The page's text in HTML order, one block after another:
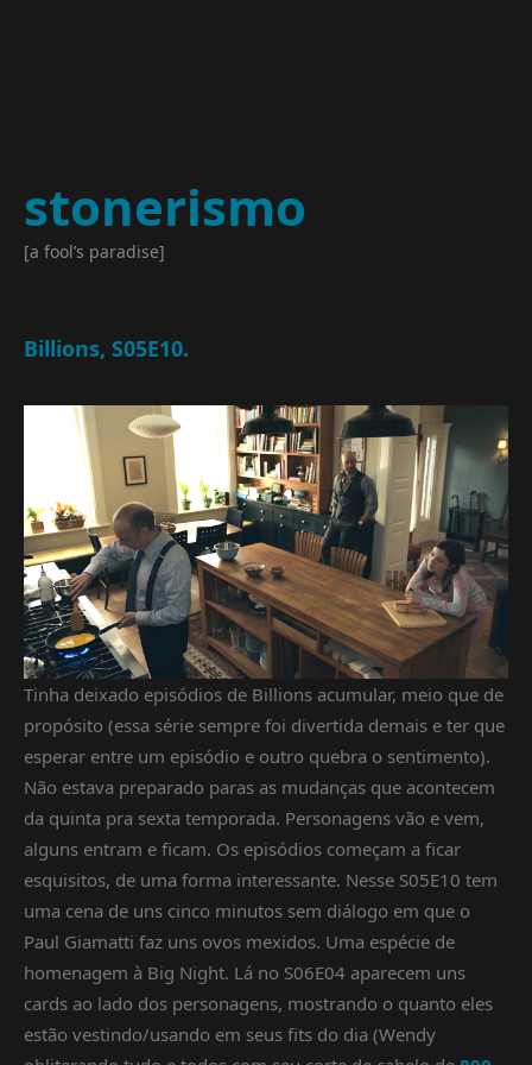
stonerismo
[a fool’s paradise]
Billions, S05E10.
Tinha deixado episódios de Billions acumular, meio que de
propósito (essa série sempre foi divertida demais e ter que
esperar entre um episódio e outro quebra o sentimento).
Não estava preparado paras as mudanças que acontecem
da quinta pra sexta temporada. Personagens vão e vem,
alguns entram e ficam. Os episódios começam a ficar
esquisitos, de uma forma interessante. Nesse S05E10 tem
uma cena de uns cinco minutos sem diálogo em que o
Paul Giamatti faz uns ovos mexidos. Uma espécie de
homenagem à Big Night. Lá no S06E04 aparecem uns
cards ao lado dos personagens, mostrando o quanto eles
estão vestindo/usando em seus fits do dia (Wendy